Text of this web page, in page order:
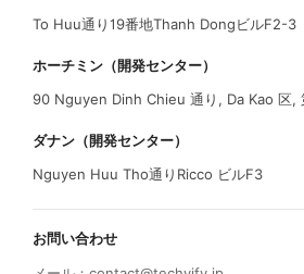
To Huu通り19番地Thanh DongビルF2-3
ホーチミン（開発センター）
90 Nguyen Dinh Chieu 通り, Da Kao 区,
ダナン（開発センター）
Nguyen Huu Tho通りRicco ビルF3
お問い合わせ